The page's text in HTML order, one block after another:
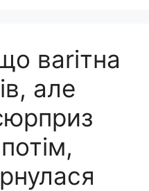
ваrітна
але